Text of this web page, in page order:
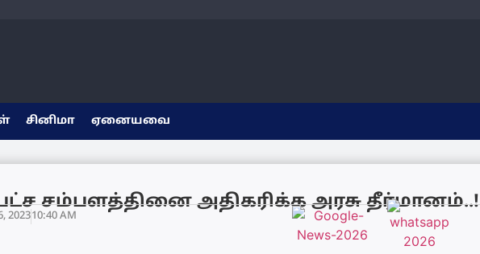
சினிமா ஏனையவை
சம்பளத்தினை அதிகரிக்க அரசு தீர்மானம்..!
202310:40 AM